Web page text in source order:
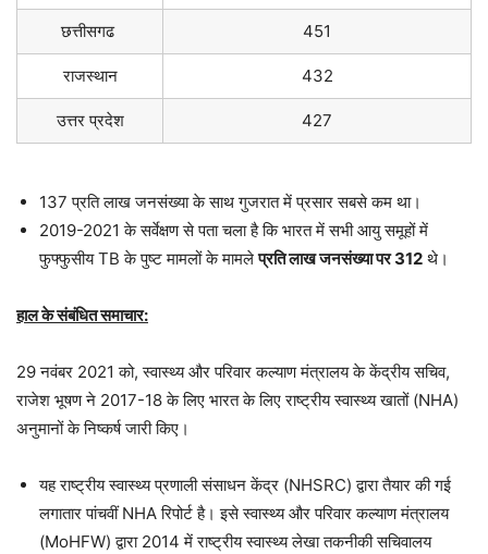
छत्तीसगढ 451
राजस्थान 432
उत्तर प्रदेश 427
137 प्रति लाख जनसंख्या के साथ गुजरात में प्रसार सबसे कम था।
2019-2021 के सर्वेक्षण से पता चला है कि भारत में सभी आयु समूहों में
फुफ्फुसीय TB के पुष्ट मामलों के मामलेप्रति लाख जनसंख्या पर 312 थे।
हाल के संबंधित समाचार:
29 नवंबर 2021 को, स्वास्थ्य और परिवार कल्याण मंत्रालय के केंद्रीय सचिव,
राजेश भूषण ने 2017-18 के लिए भारत के लिए राष्ट्रीय स्वास्थ्य खातों (NHA)
अनुमानों के निष्कर्ष जारी किए।
यह राष्ट्रीय स्वास्थ्य प्रणाली संसाधन केंद्र (NHSRC) द्वारा तैयार की गई
लगातार पांचवीं NHA रिपोर्ट है। इसे स्वास्थ्य और परिवार कल्याण मंत्रालय
(MoHFW) द्वारा 2014 में राष्ट्रीय स्वास्थ्य लेखा तकनीकी सचिवालय